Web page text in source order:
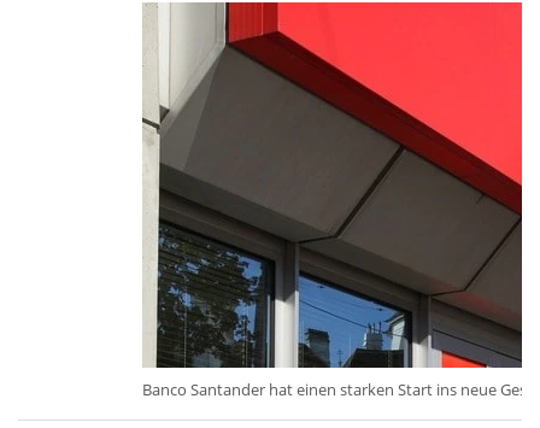
Banco Santander hat einen starken Start ins neue